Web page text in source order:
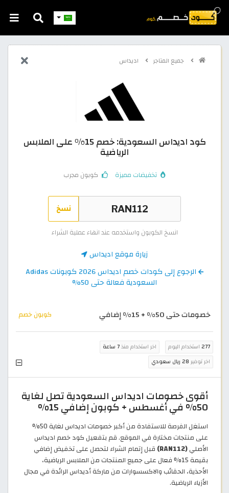
جميع المتاجر اديداس
كود اديداس السعودية: خصم 15% على الملابس
الرياضية
تخفيضات مميزة كوبون مجرب
نسخ
انسخ الكوبون واستخدمه عند انهاء عملية الشراء
زيارة موقع اديداس
الرجوع إلى كودات خصم اديداس 2026 كوبونات Adidas
السعودية فعالة حتى 50%
خصومات حتى 50% + 15% إضافي كوبون خصم
277 استخدام اليوم اخر استخدام منذ7 ساعة
اخر توفير 28 ريال سعودي
أقوى خصومات اديداس السعودية تصل لغاية
50% في أغسطس + كوبون إضافي 15%
استغل الفرصة للاستفادة من أكبر خصومات اديداس لغاية 50%
على منتجات مختارة في الموقع. قم بتفعيل كود خصم اديداس
الأصلي(RAN112)
قبل إتمام الشراء لتحصل على تخفيض إضافي
بقيمة 15% فعال على جميع المنتجات من الملابس الرياضية،
الأحذية، الحقائب والاكسسوارات من ماركة أديداس الرائدة في مجال
الأزياء الرياضية.